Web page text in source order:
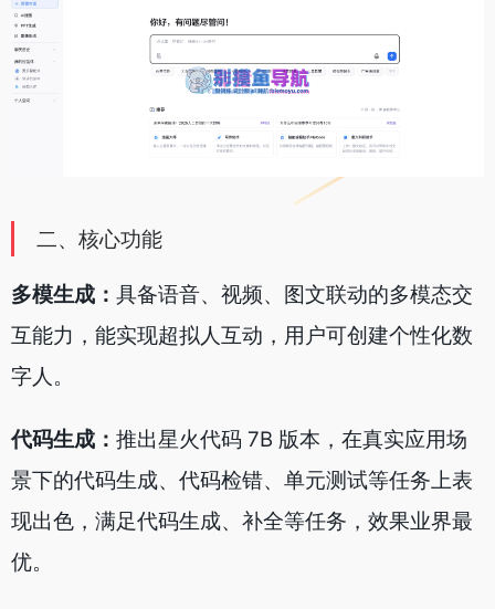
二、核心功能
多模生成： 具备语音、视频、图文联动的多模态交
互能力，能实现超拟人互动，用户可创建个性化数
字人。
代码生成： 推出星火代码 7B 版本，在真实应用场
景下的代码生成、代码检错、单元测试等任务上表
现出色，满足代码生成、补全等任务，效果业界最
优。